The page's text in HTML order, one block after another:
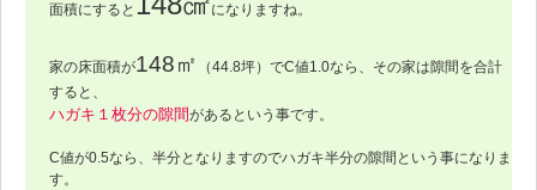
面積にすると になりますね。
家の床面積が148㎡
（44.8坪）でC値1.0なら、その家は隙間を合計
すると、
ハガキ１枚分の隙間があるという事です。
C値が0.5なら、半分となりますのでハガキ半分の隙間という事になりま
す。